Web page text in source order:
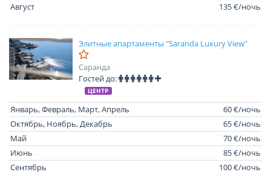
Август
135 €/ночь
Элитные апартаменты "Saranda Luxury View"
Саранда
Гостей до:
ЦЕНТР
Январь, Февраль, Март, Апрель
60 €/ночь
Октябрь, Ноябрь, Декабрь
65 €/ночь
Май
70 €/ночь
Июнь
85 €/ночь
Сентябрь
100 €/ночь